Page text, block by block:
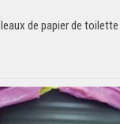
de papier de